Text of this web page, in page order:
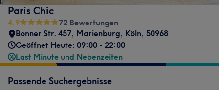
Paris Chic
4,9
72 Bewertungen
Bonner Str. 457, Marienburg, Köln, 50968
Geöffnet Heute: 09:00 - 22:00
Last Minute und Nebenzeiten
Passende Suchergebnisse